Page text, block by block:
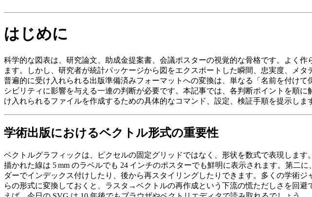
はじめに
科学的な図表は、研究論文、助成金提案書、会議ポスターの視覚的な骨格です。よく
ます。しかし、研究者が統計パッケージから図をエクスポートした瞬間、忠実度、メ
普遍的に受け入れられる出版準備済みフォーマットへの変換は、単なる「名前を付け
シビリティに影響を与える一連の判断が必要です。本記事では、各判断ポイントを順
け入れられるファイルを作成するための具体的なコマンド、設定、検証手順を提示しま
学術出版におけるベクトル形式の重要性
ベクトルグラフィックは、ピクセルの固定グリッドではなく、形状を数式で表現しま
描かれた線は 5 mm のラベルでも 24 インチのポスターでも鮮明に表示されます。第二
ダーでインデックス付けしたり、後から再スタイリングしたりできます。多くの学術
らの形式に変換しておくと、ラスタ→ベクトルの再作成という下流の慌ただしさを回